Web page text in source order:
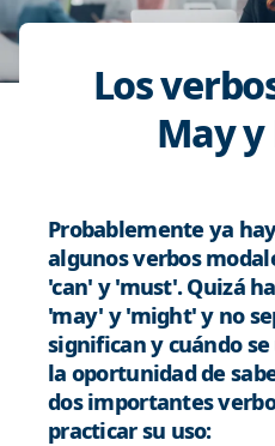
Los
May
Probablemente ya
algunos verbos
'can' y 'must'. Quizá
'may' y 'might' y no
significan y cuándo
la oportunidad de
dos importantes
practicar su uso: